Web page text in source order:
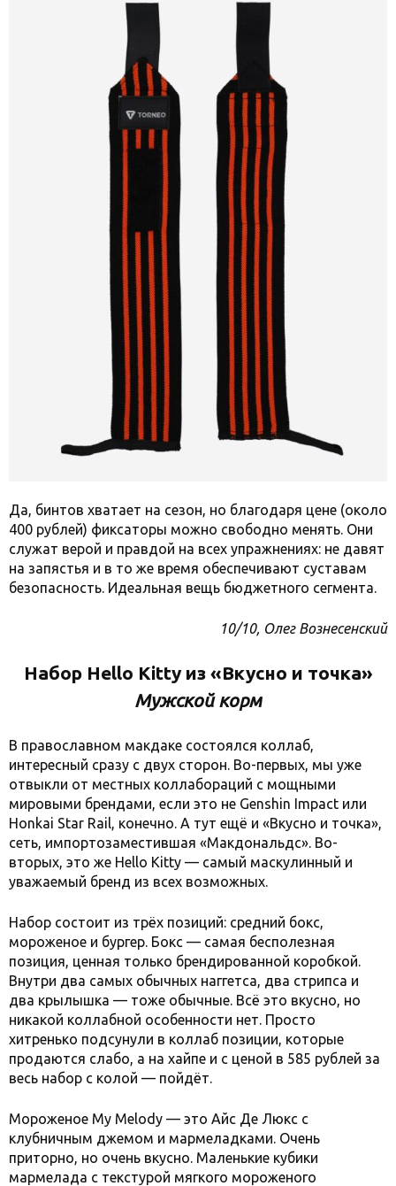
Да, бинтов хватает на сезон, но благодаря цене (около
400 рублей) фиксаторы можно свободно менять. Они
служат верой и правдой на всех упражнениях: не давят
на запястья и в то же время обеспечивают суставам
безопасность. Идеальная вещь бюджетного сегмента.
10/10, Олег Вознесенский
Набор Hello Kitty из «Вкусно и точка»
Мужской корм
В православном макдаке состоялся коллаб,
интересный сразу с двух сторон. Во-первых, мы уже
отвыкли от местных коллабораций с мощными
мировыми брендами, если это не Genshin Impact или
Honkai Star Rail, конечно. А тут ещё и «Вкусно и точка»,
сеть, импортозаместившая «Макдональдс». Во-
вторых, это же Hello Kitty — самый маскулинный и
уважаемый бренд из всех возможных.
Набор состоит из трёх позиций: средний бокс,
мороженое и бургер. Бокс — самая бесполезная
позиция, ценная только брендированной коробкой.
Внутри два самых обычных наггетса, два стрипса и
два крылышка — тоже обычные. Всё это вкусно, но
никакой коллабной особенности нет. Просто
хитренько подсунули в коллаб позиции, которые
продаются слабо, а на хайпе и с ценой в 585 рублей за
весь набор с колой — пойдёт.
Мороженое My Melody — это Айс Де Люкс с
клубничным джемом и мармеладками. Очень
приторно, но очень вкусно. Маленькие кубики
мармелада с текстурой мягкого мороженого